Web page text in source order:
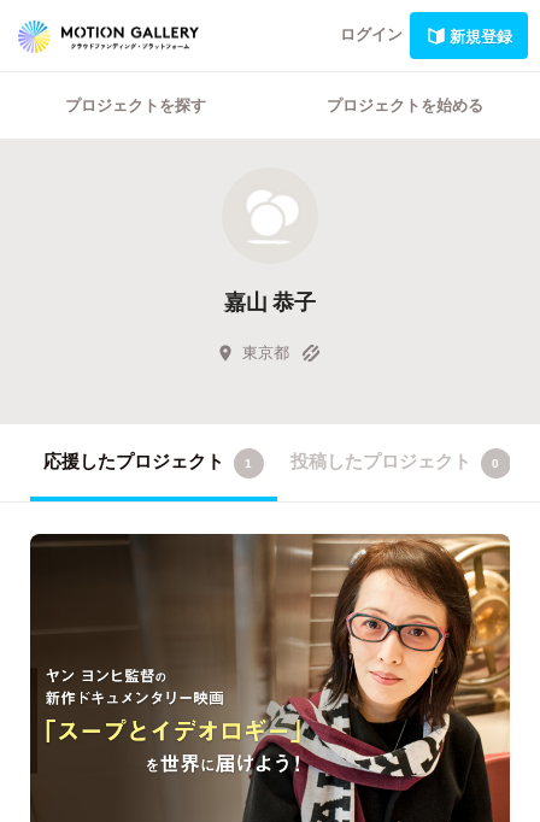
ログイン 新規登録
プロジェクトを探す プロジェクトを始める
嘉山 恭子
東京都
応援したプロジェクト 1 投稿したプロジェクト 0